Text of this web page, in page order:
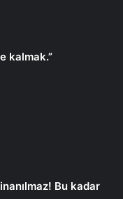
kalmak.”
Bu kadar